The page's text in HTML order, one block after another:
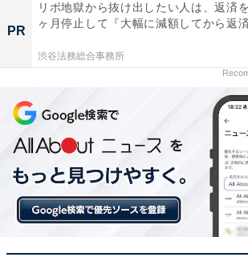
PR
リボ地獄から抜け出したい人は、返済
ヶ月停止して『大幅に減額してから返
渋谷法務総合事務所